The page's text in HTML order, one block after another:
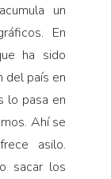
un
En
ha sido
del país en
lo pasa en
Ahí se
asilo.
sacar los